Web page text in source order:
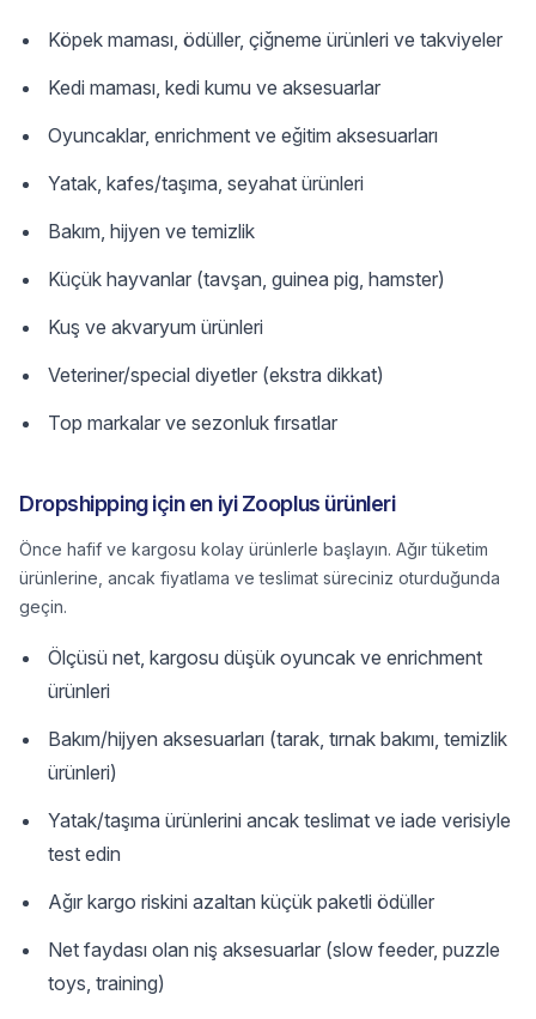
Köpek maması, ödüller, çiğneme ürünleri ve takviyeler
Kedi maması, kedi kumu ve aksesuarlar
Oyuncaklar, enrichment ve eğitim aksesuarları
Yatak, kafes/taşıma, seyahat ürünleri
Bakım, hijyen ve temizlik
Küçük hayvanlar (tavşan, guinea pig, hamster)
Kuş ve akvaryum ürünleri
Veteriner/special diyetler (ekstra dikkat)
Top markalar ve sezonluk fırsatlar
Dropshipping için en iyi Zooplus ürünleri
Önce hafif ve kargosu kolay ürünlerle başlayın. Ağır tüketim
ürünlerine, ancak fiyatlama ve teslimat süreciniz oturduğunda
geçin.
Ölçüsü net, kargosu düşük oyuncak ve enrichment
ürünleri
Bakım/hijyen aksesuarları (tarak, tırnak bakımı, temizlik
ürünleri)
Yatak/taşıma ürünlerini ancak teslimat ve iade verisiyle
test edin
Ağır kargo riskini azaltan küçük paketli ödüller
Net faydası olan niş aksesuarlar (slow feeder, puzzle
toys, training)